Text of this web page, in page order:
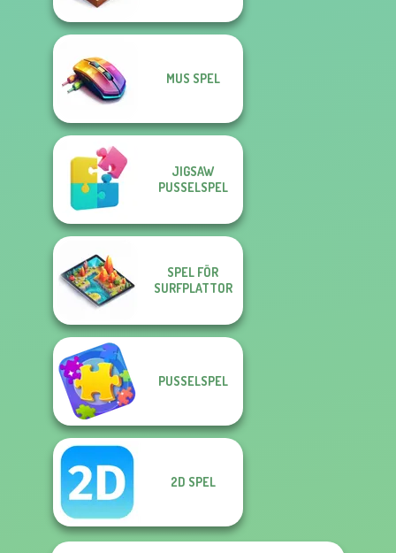
MUS SPEL
JIGSAW
PUSSELSPEL
SPEL FÖR
SURFPLATTOR
PUSSELSPEL
2D SPEL